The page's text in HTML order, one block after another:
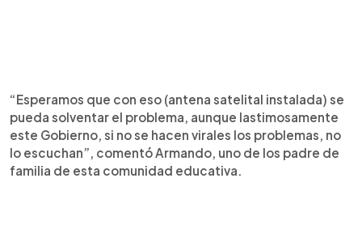
“Esperamos que con eso (antena satelital instalada) se
pueda solventar el problema, aunque lastimosamente
este Gobierno, si no se hacen virales los problemas, no
lo escuchan”, comentó Armando, uno de los padre de
familia de esta comunidad educativa.